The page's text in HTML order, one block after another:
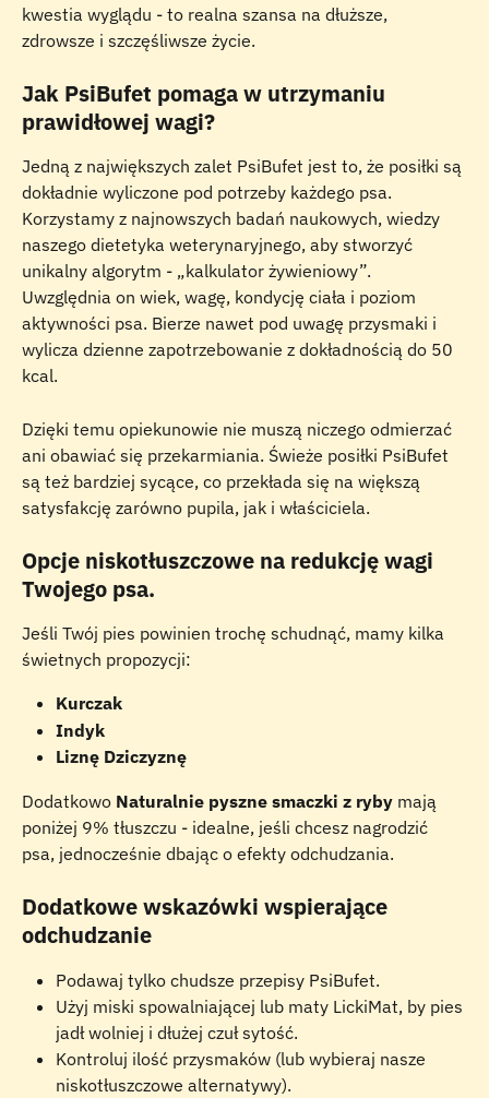
kwestia wyglądu - to realna szansa na dłuższe,
zdrowsze i szczęśliwsze życie.
Jak PsiBufet pomaga w utrzymaniu
prawidłowej wagi?
Jedną z największych zalet PsiBufet jest to, że posiłki są
dokładnie wyliczone pod potrzeby każdego psa.
Korzystamy z najnowszych badań naukowych, wiedzy
naszego dietetyka weterynaryjnego, aby stworzyć
unikalny algorytm - „kalkulator żywieniowy”.
Uwzględnia on wiek, wagę, kondycję ciała i poziom
aktywności psa. Bierze nawet pod uwagę przysmaki i
wylicza dzienne zapotrzebowanie z dokładnością do 50
kcal.
Dzięki temu opiekunowie nie muszą niczego odmierzać
ani obawiać się przekarmiania. Świeże posiłki PsiBufet
są też bardziej sycące, co przekłada się na większą
satysfakcję zarówno pupila, jak i właściciela.
Opcje niskotłuszczowe na redukcję wagi
Twojego psa.
Jeśli Twój pies powinien trochę schudnąć, mamy kilka
świetnych propozycji:
Kurczak
Indyk
Liznę Dziczyznę
Dodatkowo Naturalnie pyszne smaczki z ryby mają
poniżej 9% tłuszczu - idealne, jeśli chcesz nagrodzić
psa, jednocześnie dbając o efekty odchudzania.
Dodatkowe wskazówki wspierające
odchudzanie
Podawaj tylko chudsze przepisy PsiBufet.
Użyj miski spowalniającej lub maty LickiMat, by pies
jadł wolniej i dłużej czuł sytość.
Kontroluj ilość przysmaków (lub wybieraj nasze
niskotłuszczowe alternatywy).